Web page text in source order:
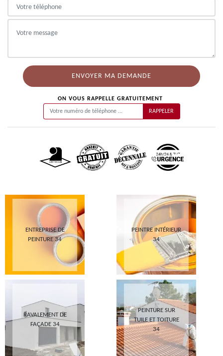
ON VOUS RAPPELLE GRATUITEMENT
ENTREPRISE DE
PEINTURE 34
PEINTRE INTÉRIEUR
34
RAVALEMENT DE
FAÇADE 34
PEINTURE SUR
TUILE ET TOITURE
34